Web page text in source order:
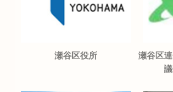
瀬谷区役所
瀬谷区